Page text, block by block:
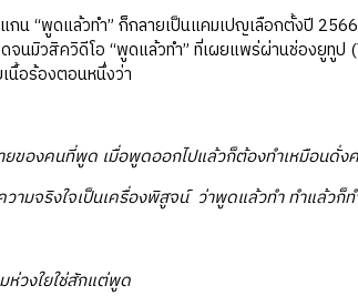
พูดแล้วทำ” ก็กลายเป็นแคมเปญเลือกตั้งปี
จนมิวสิควิดีโอ “พูดแล้วทำ” ที่เผยแพร่ผ่านช่องยูทู
นื้อร้องตอนหนึ่งว่า
ของคนที่พูด เมื่อพูดออกไปแล้วก็ต้องทำเหมือนดั่ง
วามจริงใจเป็นเครื่องพิสูจน์ ว่าพูดแล้วทำ ทำแล้วก็
ห่วงใยใช่สักแต่พูด